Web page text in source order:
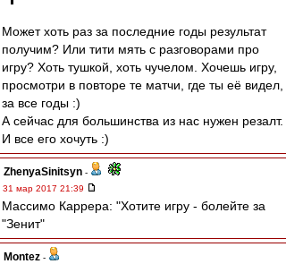
Может хоть раз за последние годы результат
получим? Или тити мять с разговорами про
игру? Хоть тушкой, хоть чучелом. Хочешь игру,
просмотри в повторе те матчи, где ты её видел,
за все годы :)
А сейчас для большинства из нас нужен резалт.
И все его хочуть :)
ZhenyaSinitsyn -
31 мар 2017 21:39
Массимо Каррера: "Хотите игру - болейте за
"Зенит"
Montez -